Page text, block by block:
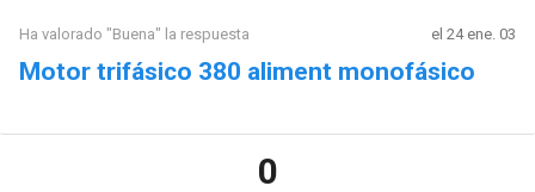
Ha valorado "Buena" la respuesta el 24 ene. 03
Motor trifásico 380 aliment monofásico
0